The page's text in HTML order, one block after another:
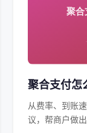
聚合支付怎
从费率、到账
议，帮商户做出